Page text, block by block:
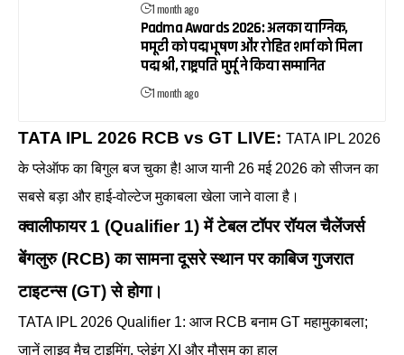
1 month ago
Padma Awards 2026: अलका याग्निक,
ममूटी को पद्म भूषण और रोहित शर्मा को मिला
पद्म श्री, राष्ट्रपति मुर्मू ने किया सम्मानित
1 month ago
TATA IPL 2026 RCB vs GT LIVE: TATA IPL 2026
के प्लेऑफ का बिगुल बज चुका है! आज यानी 26 मई 2026 को सीजन का
सबसे बड़ा और हाई-वोल्टेज मुकाबला खेला जाने वाला है।
क्वालीफायर 1 (Qualifier 1) में टेबल टॉपर रॉयल चैलेंजर्स
बेंगलुरु (RCB) का सामना दूसरे स्थान पर काबिज गुजरात
टाइटन्स (GT) से होगा।
TATA IPL 2026 Qualifier 1: आज RCB बनाम GT महामुकाबला;
जानें लाइव मैच टाइमिंग, प्लेइंग XI और मौसम का हाल